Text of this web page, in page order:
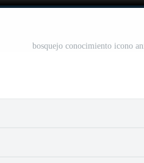
bosquejo conocimiento icono